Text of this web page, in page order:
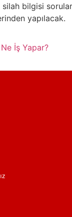
bilgisi
yapılacak.
İş Yapar?